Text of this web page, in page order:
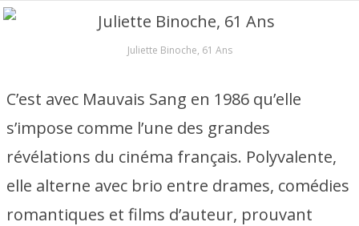
Juliette Binoche, 61 Ans
C’est avec Mauvais Sang en 1986 qu’elle
s’impose comme l’une des grandes
révélations du cinéma français. Polyvalente,
elle alterne avec brio entre drames, comédies
romantiques et films d’auteur, prouvant